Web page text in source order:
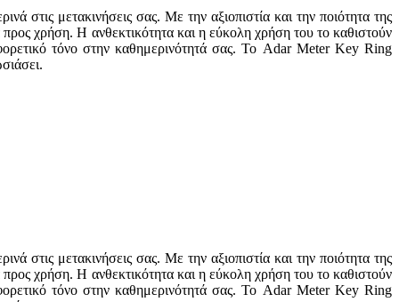
στις μετακινήσεις σας. Με την αξιοπιστία και την ποιότητα της
προς χρήση. Η ανθεκτικότητα και η εύκολη χρήση του το καθιστούν
τόνο στην καθημερινότητά σας. Το Adar Meter Key Ring
στις μετακινήσεις σας. Με την αξιοπιστία και την ποιότητα της
προς χρήση. Η ανθεκτικότητα και η εύκολη χρήση του το καθιστούν
τόνο στην καθημερινότητά σας. Το Adar Meter Key Ring